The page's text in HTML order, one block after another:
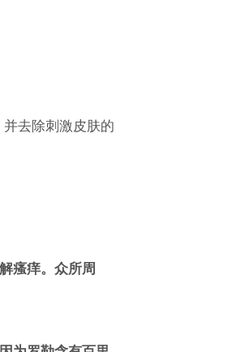
去除刺激皮肤的
瘙痒。众所周